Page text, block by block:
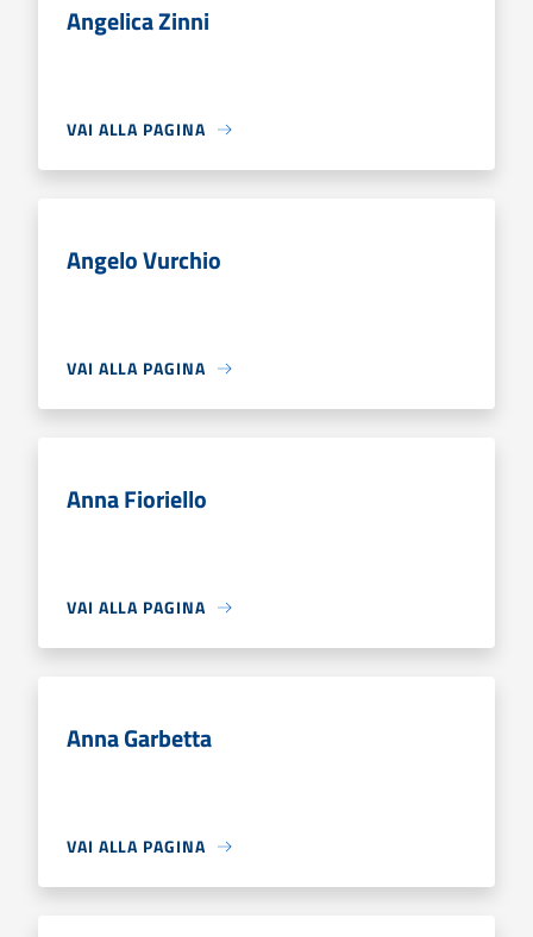
Angelica Zinni
VAI ALLA PAGINA
Angelo Vurchio
VAI ALLA PAGINA
Anna Fioriello
VAI ALLA PAGINA
Anna Garbetta
VAI ALLA PAGINA